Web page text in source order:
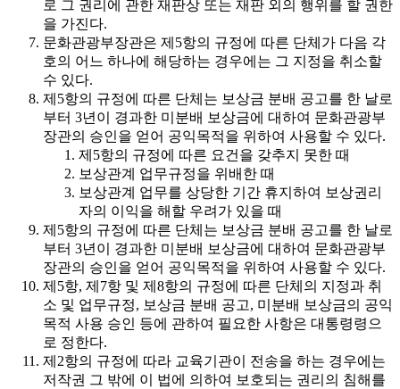
로 그 권리에 관한 재판상 또는 재판 외의 행위를 할 권한
을 가진다.
문화관광부장관은 제5항의 규정에 따른 단체가 다음 각
호의 어느 하나에 해당하는 경우에는 그 지정을 취소할
수 있다.
제5항의 규정에 따른 단체는 보상금 분배 공고를 한 날로
부터 3년이 경과한 미분배 보상금에 대하여 문화관광부
장관의 승인을 얻어 공익목적을 위하여 사용할 수 있다.
제5항의 규정에 따른 요건을 갖추지 못한 때
보상관계 업무규정을 위배한 때
보상관계 업무를 상당한 기간 휴지하여 보상권리
자의 이익을 해할 우려가 있을 때
제5항의 규정에 따른 단체는 보상금 분배 공고를 한 날로
부터 3년이 경과한 미분배 보상금에 대하여 문화관광부
장관의 승인을 얻어 공익목적을 위하여 사용할 수 있다.
제5항, 제7항 및 제8항의 규정에 따른 단체의 지정과 취
소 및 업무규정, 보상금 분배 공고, 미분배 보상금의 공익
목적 사용 승인 등에 관하여 필요한 사항은 대통령령으
로 정한다.
제2항의 규정에 따라 교육기관이 전송을 하는 경우에는
저작권 그 밖에 이 법에 의하여 보호되는 권리의 침해를